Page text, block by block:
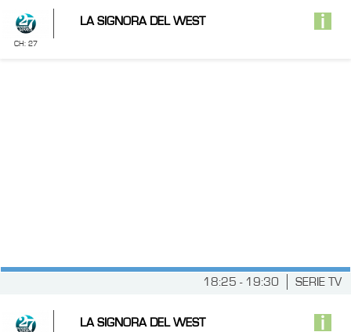
CH: 27
LA SIGNORA DEL WEST
SERIE TV
18:25 - 19:30
LA SIGNORA DEL WEST